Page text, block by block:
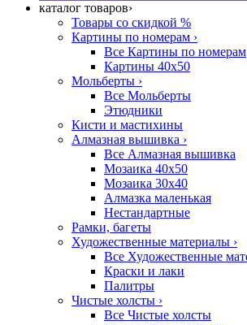
каталог товаров›
Товары со скидкой %
Картины по номерам ›
Все Картины по номерам
Картины 40x50
Мольберты ›
Все Мольберты
Этюдники
Кисти и мастихины
Алмазная вышивка ›
Все Алмазная вышивка
Мозаика 40x50
Мозаика 30x40
Алмазка маленькая
Нестандартные
Рамки, багеты
Художественные материалы ›
Все Художественные
Краски и лаки
Палитры
Чистые холсты ›
Все Чистые холсты